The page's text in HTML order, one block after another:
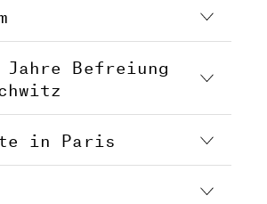
Befreiung
in Paris